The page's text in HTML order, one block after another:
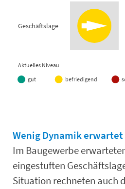
View as data table,
Geschäftslage
Aktuelles Niveau
gut
befriedigend
Wenig Dynamik
Im Baugewerbe
eingestuften
Situation rechneten auch